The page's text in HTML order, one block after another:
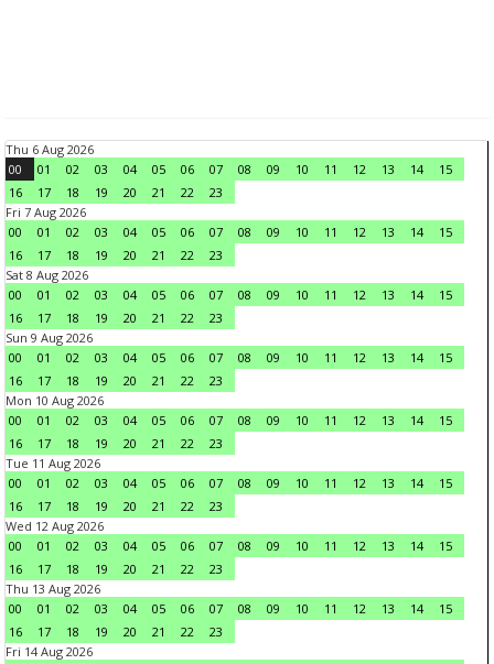
Thu 6 Aug 2026
00
01 02 03 04 05 06 07 08 09 10 11 12 13 14
15
16
17 18 19 20 21 22
23
Fri 7 Aug 2026
00
01 02 03 04 05 06 07 08 09 10 11 12 13 14
15
16
17 18 19 20 21 22
23
Sat 8 Aug 2026
00
01 02 03 04 05 06 07 08 09 10 11 12 13 14
15
16
17 18 19 20 21 22
23
Sun 9 Aug 2026
00
01 02 03 04 05 06 07 08 09 10 11 12 13 14
15
16
17 18 19 20 21 22
23
Mon 10 Aug 2026
00
01 02 03 04 05 06 07 08 09 10 11 12 13 14
15
16
17 18 19 20 21 22
23
Tue 11 Aug 2026
00
01 02 03 04 05 06 07 08 09 10 11 12 13 14
15
16
17 18 19 20 21 22
23
Wed 12 Aug 2026
00
01 02 03 04 05 06 07 08 09 10 11 12 13 14
15
16
17 18 19 20 21 22
23
Thu 13 Aug 2026
00
01 02 03 04 05 06 07 08 09 10 11 12 13 14
15
16
17 18 19 20 21 22
23
Fri 14 Aug 2026